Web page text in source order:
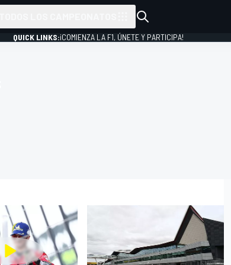
QUICK LINKS:¡COMIENZA LA F1, ÚNETE Y PARTICIPA!